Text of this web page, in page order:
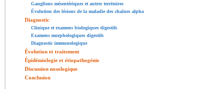
Ganglions mésentériques et autres territoires
Évolution des lésions de la maladie des chaînes alpha
Diagnostic
Clinique et examens biologiques digestifs
Examens morphologiques digestifs
Diagnostic immunologique
Évolution et traitement
Épidémiologie et étiopathogénie
Discussion nosologique
Conclusion